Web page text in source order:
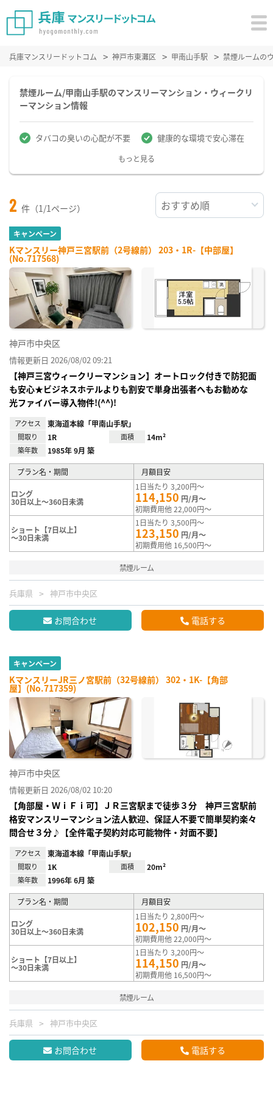
兵庫マンスリードットコム 神戸市東灘区 甲南山手駅 禁煙ルームの
禁煙ルーム/甲南山手駅のマンスリーマンション・ウィークリ
ーマンション情報
タバコの臭いの心配が不要 健康的な環境で安心滞在
もっと見る
2 件（1/1ページ）
キャンペーン
Kマンスリー神戸三宮駅前（2号線前） 203・1R-【中部屋】
(No.717568)
神戸市中央区
情報更新日 2026/08/02 09:21
【神戸三宮ウィークリーマンション】オートロック付きで防犯面
も安心★ビジネスホテルよりも割安で単身出張者へもお勧めな
光ファイバー導入物件!(^^)!
アクセス 東海道本線「甲南山手駅」
間取り 1R 面積 14m²
築年数 1985年 9月 築
プラン名・期間 月額目安
ロング
30日以上～360日未満
1日当たり 3,200円～
114,150 円/月～
初期費用他 22,000円～
ショート【7日以上】
～30日未満
1日当たり 3,500円～
123,150 円/月～
初期費用他 16,500円～
禁煙ルーム
兵庫県 神戸市中央区
お問合わせ 電話する
キャンペーン
KマンスリーJR三ノ宮駅前（32号線前） 302・1K-【角部
屋】(No.717359)
神戸市中央区
情報更新日 2026/08/02 10:20
【角部屋・ＷｉＦｉ可】ＪＲ三宮駅まで徒歩３分 神戸三宮駅前
格安マンスリーマンション法人歓迎、保証人不要で簡単契約楽々
問合せ３分♪【全件電子契約対応可能物件・対面不要】
アクセス 東海道本線「甲南山手駅」
間取り 1K 面積 20m²
築年数 1996年 6月 築
プラン名・期間 月額目安
ロング
30日以上～360日未満
1日当たり 2,800円～
102,150 円/月～
初期費用他 22,000円～
ショート【7日以上】
～30日未満
1日当たり 3,200円～
114,150 円/月～
初期費用他 16,500円～
禁煙ルーム
兵庫県 神戸市中央区
お問合わせ 電話する